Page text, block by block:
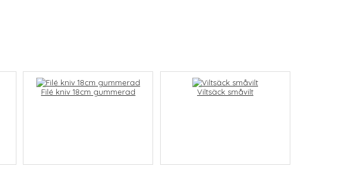
Filé kniv 18cm gummerad Viltsäck småvilt